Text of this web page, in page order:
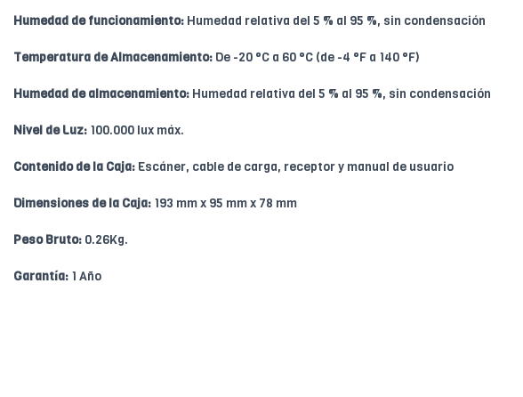
Humedad de funcionamiento: Humedad relativa del 5 % al 95 %, sin condensación
Temperatura de Almacenamiento: De -20 °C a 60 °C (de -4 °F a 140 °F)
Humedad de almacenamiento: Humedad relativa del 5 % al 95 %, sin condensación
Nivel de Luz: 100.000 lux máx.
Contenido de la Caja: Escáner, cable de carga, receptor y manual de usuario
Dimensiones de la Caja: 193 mm x 95 mm x 78 mm
Peso Bruto: 0.26Kg.
Garantía: 1 Año